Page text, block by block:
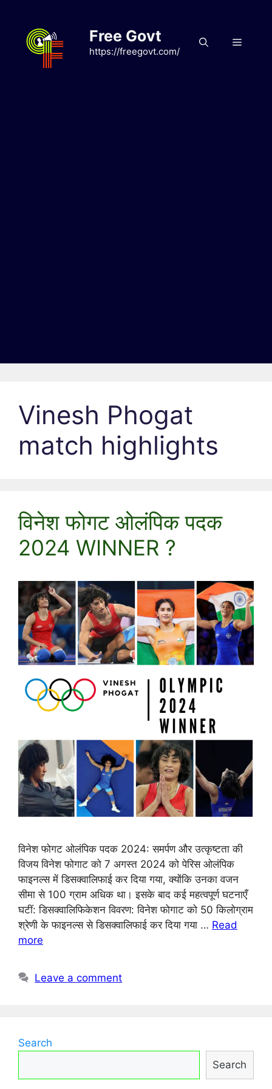
content
Free Govt
https://freegovt.com/
Menu
Vinesh Phogat
match highlights
विनेश फोगट ओलंपिक पदक
2024 WINNER ?
विनेश फोगट ओलंपिक पदक 2024: समर्पण और उत्कृष्टता की
विजय विनेश फोगाट को 7 अगस्त 2024 को पेरिस ओलंपिक
फाइनल्स में डिसक्वालिफाई कर दिया गया, क्योंकि उनका वजन
सीमा से 100 ग्राम अधिक था। इसके बाद कई महत्वपूर्ण घटनाएँ
घटीं: डिसक्वालिफिकेशन विवरण: विनेश फोगाट को 50 किलोग्राम
श्रेणी के फाइनल्स से डिसक्वालिफाई कर दिया गया … Read
more
Leave a comment
Search
Search